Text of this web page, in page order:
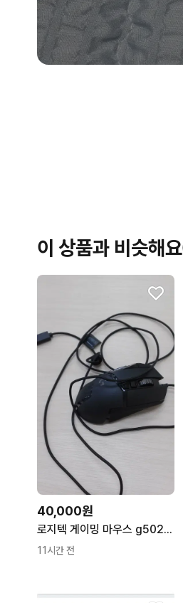
이 상품과 비슷해요
40,000원
로지텍 게이밍 마우스 g502 hero 팝니다. 부산 해운대
11시간 전